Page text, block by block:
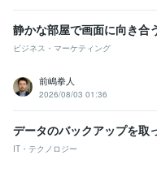
静かな部屋で画面に向き合
ビジネス・マーケティング
前嶋拳人
2026/08/03 01:36
データのバックアップを取
IT・テクノロジー